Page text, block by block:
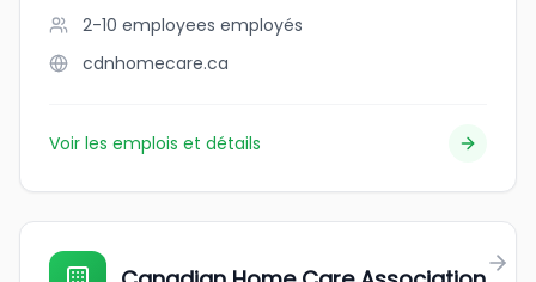
2-10 employees employés
cdnhomecare.ca
Voir les emplois et détails